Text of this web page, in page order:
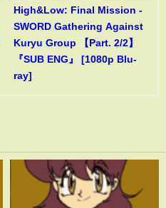
High&Low: Final Mission -
SWORD Gathering Against
Kuryu Group 【Part. 2/2】
『SUB ENG』 [1080p Blu-
ray]